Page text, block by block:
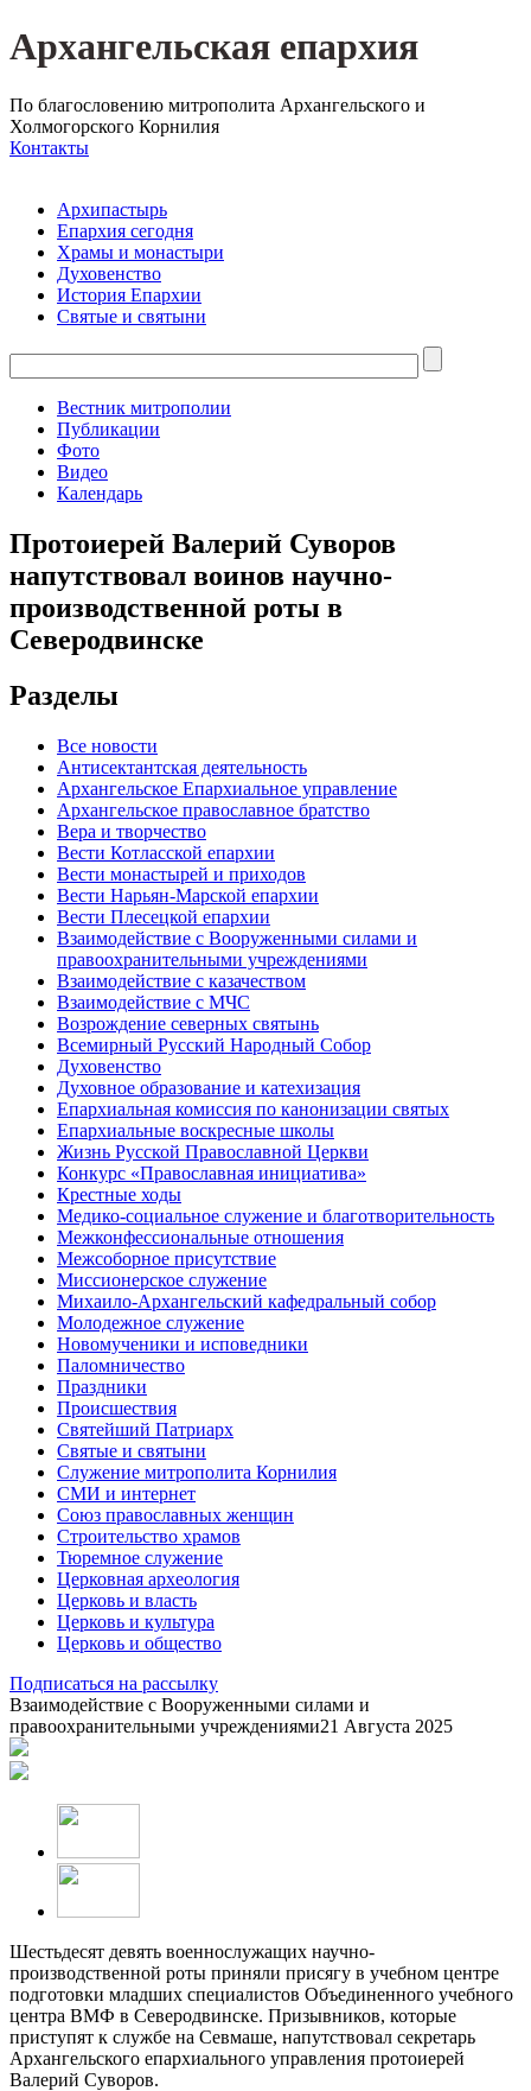
Архангельская епархия
По благословению митрополита Архангельского и
Холмогорского Корнилия
Контакты
Архипастырь
Епархия сегодня
Храмы и монастыри
Духовенство
История Епархии
Святые и святыни
Вестник митрополии
Публикации
Фото
Видео
Календарь
Протоиерей Валерий Суворов
напутствовал воинов научно-
производственной роты в
Северодвинске
Разделы
Все новости
Антисектантская деятельность
Архангельское Епархиальное управление
Архангельское православное братство
Вера и творчество
Вести Котласской епархии
Вести монастырей и приходов
Вести Нарьян-Марской епархии
Вести Плесецкой епархии
Взаимодействие с Вооруженными силами и
правоохранительными учреждениями
Взаимодействие с казачеством
Взаимодействие с МЧС
Возрождение северных святынь
Всемирный Русский Народный Собор
Духовенство
Духовное образование и катехизация
Епархиальная комиссия по канонизации святых
Епархиальные воскресные школы
Жизнь Русской Православной Церкви
Конкурс «Православная инициатива»
Крестные ходы
Медико-социальное служение и благотворительность
Межконфессиональные отношения
Межсоборное присутствие
Миссионерское служение
Михаило-Архангельский кафедральный собор
Молодежное служение
Новомученики и исповедники
Паломничество
Праздники
Происшествия
Святейший Патриарх
Святые и святыни
Служение митрополита Корнилия
СМИ и интернет
Союз православных женщин
Строительство храмов
Тюремное служение
Церковная археология
Церковь и власть
Церковь и культура
Церковь и общество
Подписаться на рассылку
Взаимодействие с Вооруженными силами и
правоохранительными учреждениями21 Августа 2025
Шестьдесят девять военнослужащих научно-
производственной роты приняли присягу в учебном центре
подготовки младших специалистов Объединенного учебного
центра ВМФ в Северодвинске. Призывников, которые
приступят к службе на Севмаше, напутствовал секретарь
Архангельского епархиального управления протоиерей
Валерий Суворов.